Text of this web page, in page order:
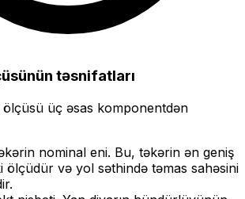
təsnifatları
üç əsas komponentdən
nominal eni. Bu, təkərin ən geniş
ölçüdür və yol səthində təmas sahəsini